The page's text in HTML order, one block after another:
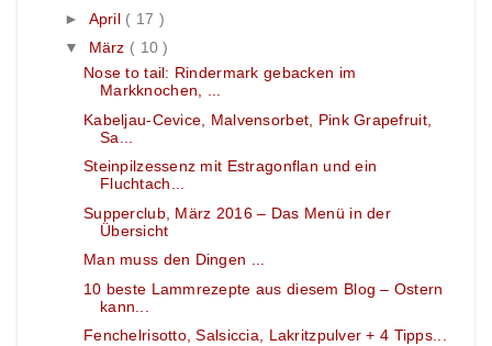
► April ( 17 )
▼ März ( 10 )
Nose to tail: Rindermark gebacken im
Markknochen, ...
Kabeljau-Cevice, Malvensorbet, Pink Grapefruit,
Sa...
Steinpilzessenz mit Estragonflan und ein
Fluchtach...
Supperclub, März 2016 – Das Menü in der
Übersicht
Man muss den Dingen ...
10 beste Lammrezepte aus diesem Blog – Ostern
kann...
Fenchelrisotto, Salsiccia, Lakritzpulver + 4 Tipps...